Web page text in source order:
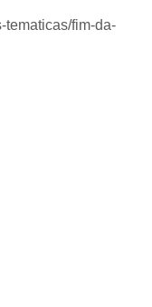
tematicas/fim-da-